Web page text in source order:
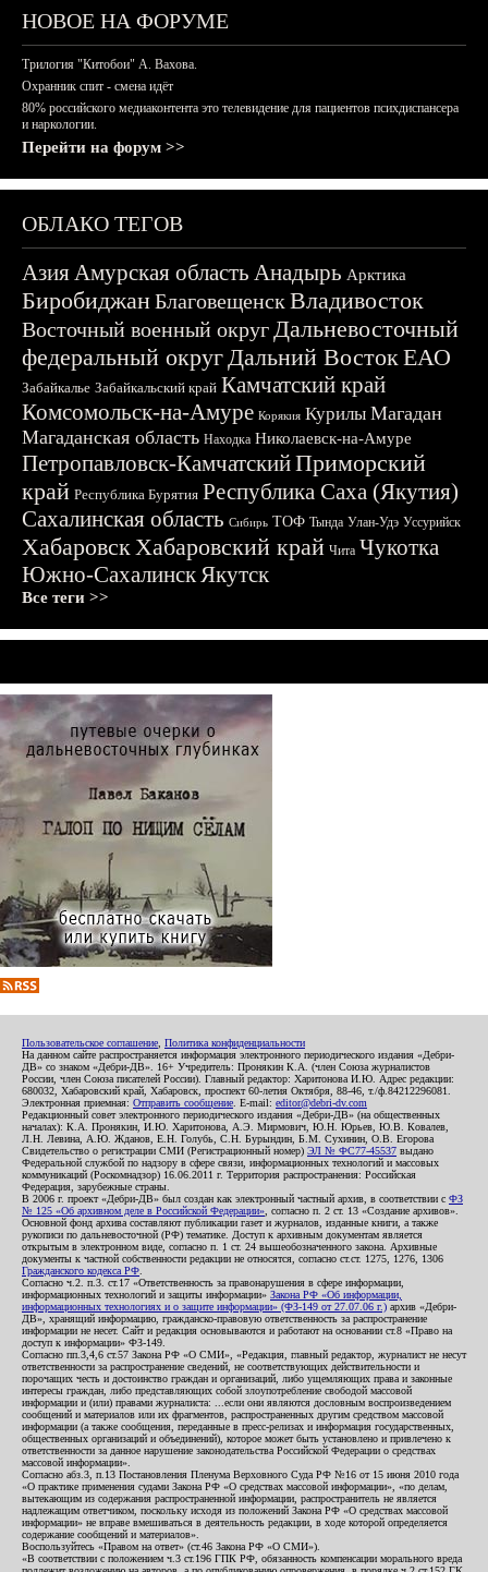
НОВОЕ НА ФОРУМЕ
Трилогия "Китобои" А. Вахова.
Охранник спит - смена идёт
80% российского медиаконтента это телевидение для пациентов психдиспансера
и наркологии.
Перейти на форум >>
ОБЛАКО ТЕГОВ
АзияАмурская область Анадырь Арктика
БиробиджанБлаговещенскВладивосток
Восточный военный округДальневосточный
федеральный округДальний ВостокЕАО
Забайкалье Забайкальский край Камчатский край
Комсомольск-на-Амуре Корякия Курилы Магадан
Магаданская область Находка Николаевск-на-Амуре
Петропавловск-КамчатскийПриморский
край Республика Бурятия Республика Саха (Якутия)
Сахалинская область Сибирь ТОФ Тында Улан-Удэ Уссурийск
ХабаровскХабаровский край Чита Чукотка
Южно-СахалинскЯкутск
Все теги >>
Пользовательское соглашение Политика конфиденциальности
На данном сайте распространяется информация электронного периодического издания «Дебри-
ДВ» со знаком «Дебри-ДВ». 16+ Учредитель: Пронякин К.А. (член Союза журналистов
России, член Союза писателей России). Главный редактор: Харитонова И.Ю. Адрес редакции:
680032, Хабаровский край, Хабаровск, проспект 60-летия Октября, 88-46, т./ф.84212296081.
Электронная приемная: Отправить сообщение . E-mail: editor@debri-dv.com
Редакционный совет электронного периодического издания «Дебри-ДВ» (на общественных
началах): К.А. Пронякин, И.Ю. Харитонова, А.Э. Мирмович, Ю.Н. Юрьев, Ю.В. Ковалев,
Л.Н. Левина, А.Ю. Жданов, Е.Н. Голубь, С.Н. Бурындин, Б.М. Сухинин, О.В. Егорова
Свидетельство о регистрации СМИ (Регистрационный номер) ЭЛ № ФС77-45537 выдано
Федеральной службой по надзору в сфере связи, информационных технологий и массовых
коммуникаций (Роскомнадзор) 16.06.2011 г. Территория распространения: Российская
Федерация, зарубежные страны.
В 2006 г. проект «Дебри-ДВ» был создан как электронный частный архив, в соответствии с ФЗ
№ 125 «Об архивном деле в Российской Федерации» , согласно п. 2 ст. 13 «Создание архивов».
Основной фонд архива составляют публикации газет и журналов, изданные книги, а также
рукописи по дальневосточной (РФ) тематике. Доступ к архивным документам является
открытым в электронном виде, согласно п. 1 ст. 24 вышеобозначенного закона. Архивные
документы к частной собственности редакции не относятся, согласно ст.ст. 1275, 1276, 1306
Гражданского кодекса РФ
Согласно ч.2. п.3. ст.17 «Ответственность за правонарушения в сфере информации,
информационных технологий и защиты информации» Закона РФ «Об информации,
информационных технологиях и о защите информации» (ФЗ-149 от 27.07.06 г.) архив «Дебри-
ДВ», хранящий информацию, гражданско-правовую ответственность за распространение
информации не несет. Сайт и редакция основываются и работают на основании ст.8 «Право на
доступ к информации» ФЗ-149.
Согласно пп.3,4,6 ст.57 Закона РФ «О СМИ», «Редакция, главный редактор, журналист не несут
ответственности за распространение сведений, не соответствующих действительности и
порочащих честь и достоинство граждан и организаций, либо ущемляющих права и законные
интересы граждан, либо представляющих собой злоупотребление свободой массовой
информации и (или) правами журналиста: ...если они являются дословным воспроизведением
сообщений и материалов или их фрагментов, распространенных другим средством массовой
информации (а также сообщения, переданные в пресс-релизах и информация государственных,
общественных организаций и объединений), которое может быть установлено и привлечено к
ответственности за данное нарушение законодательства Российской Федерации о средствах
массовой информации».
Согласно абз.3, п.13 Постановления Пленума Верховного Суда РФ №16 от 15 июня 2010 года
«О практике применения судами Закона РФ «О средствах массовой информации», «по делам,
вытекающим из содержания распространенной информации, распространитель не является
надлежащим ответчиком, поскольку исходя из положений Закона РФ «О средствах массовой
информации» не вправе вмешиваться в деятельность редакции, в ходе которой определяется
содержание сообщений и материалов».
Воспользуйтесь «Правом на ответ» (ст.46 Закона РФ «О СМИ»).
«В соответствии с положением ч.3 ст.196 ГПК РФ, обязанность компенсации морального вреда